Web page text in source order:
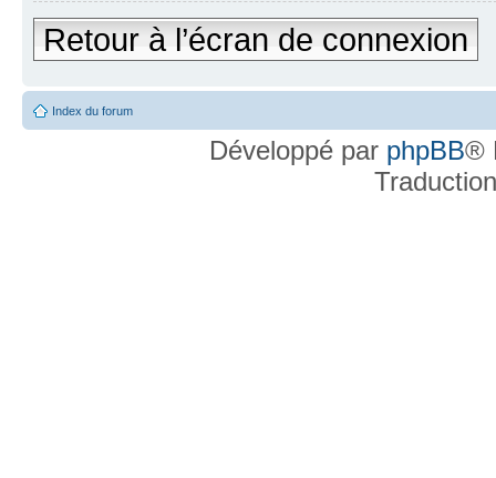
Retour à l’écran de connexion
Index du forum
Développé par phpBB®